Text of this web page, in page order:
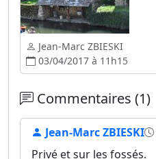
Jean-Marc ZBIESKI
03/04/2017 à 11h15
Commentaires (1)
Jean-Marc ZBIESKI
Privé et sur les fossés.